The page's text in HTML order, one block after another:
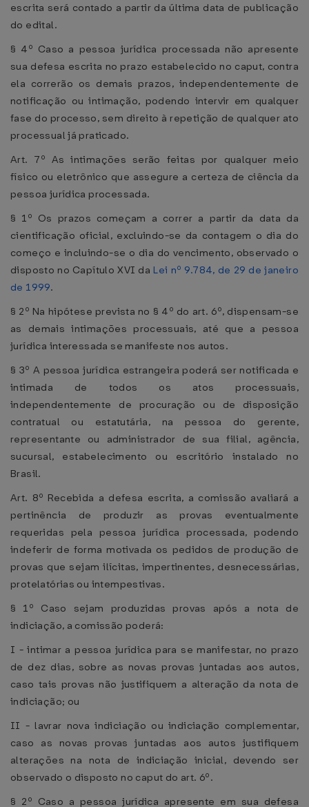
escrita será contado a partir da última data de publicação
do edital.
§ 4º Caso a pessoa jurídica processada não apresente
sua defesa escrita no prazo estabelecido no caput, contra
ela correrão os demais prazos, independentemente de
notificação ou intimação, podendo intervir em qualquer
fase do processo, sem direito à repetição de qualquer ato
processual já praticado.
Art. 7º As intimações serão feitas por qualquer meio
físico ou eletrônico que assegure a certeza de ciência da
pessoa jurídica processada.
§ 1º Os prazos começam a correr a partir da data da
cientificação oficial, excluindo-se da contagem o dia do
começo e incluindo-se o dia do vencimento, observado o
disposto no Capítulo XVI da Lei nº 9.784, de 29 de janeiro
de 1999.
§ 2º Na hipótese prevista no § 4º do art. 6º, dispensam-se
as demais intimações processuais, até que a pessoa
jurídica interessada se manifeste nos autos.
§ 3º A pessoa jurídica estrangeira poderá ser notificada e
intimada de todos os atos processuais,
independentemente de procuração ou de disposição
contratual ou estatutária, na pessoa do gerente,
representante ou administrador de sua filial, agência,
sucursal, estabelecimento ou escritório instalado no
Brasil.
Art. 8º Recebida a defesa escrita, a comissão avaliará a
pertinência de produzir as provas eventualmente
requeridas pela pessoa jurídica processada, podendo
indeferir de forma motivada os pedidos de produção de
provas que sejam ilícitas, impertinentes, desnecessárias,
protelatórias ou intempestivas.
§ 1º Caso sejam produzidas provas após a nota de
indiciação, a comissão poderá:
I - intimar a pessoa jurídica para se manifestar, no prazo
de dez dias, sobre as novas provas juntadas aos autos,
caso tais provas não justifiquem a alteração da nota de
indiciação; ou
II - lavrar nova indiciação ou indiciação complementar,
caso as novas provas juntadas aos autos justifiquem
alterações na nota de indiciação inicial, devendo ser
observado o disposto no caput do art. 6º.
§ 2º Caso a pessoa jurídica apresente em sua defesa